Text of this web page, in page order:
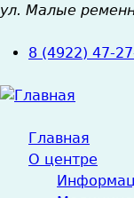
Jump
navigation
ул. Малые
8 (4922) 47-
Главная
О центре